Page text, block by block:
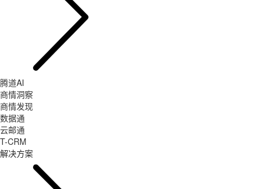
腾道AI
商情洞察
商情发现
数据通
云邮通
T-CRM
解决方案